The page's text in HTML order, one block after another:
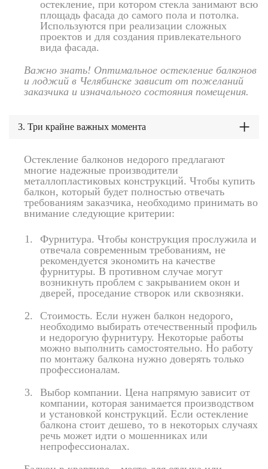
остекление, при котором стекла занимают всю
площадь фасада до самого пола и потолка.
Используются при реализации сложных
проектов и для создания привлекательного
вида фасада.
Важно знать! Оптимальное остекление балконов
и лоджий в Челябинске зависит от пожеланий
заказчика и изначального состояния помещения.
3. Три крайне важных момента
Остекление балконов недорого предлагают
многие надежные производители
металлопластиковых конструкций. Чтобы купить
балкон, который будет полностью отвечать
требованиям заказчика, необходимо принимать во
внимание следующие критерии:
Фурнитура. Чтобы конструкция прослужила и
отвечала современным требованиям, не
рекомендуется экономить на качестве
фурнитуры. В противном случае могут
возникнуть проблем с закрыванием окон и
дверей, проседание створок или сквозняки.
Стоимость. Если нужен балкон недорого,
необходимо выбирать отечественный профиль
и недорогую фурнитуру. Некоторые работы
можно выполнить самостоятельно. Но работу
по монтажу балкона нужно доверять только
профессионалам.
Выбор компании. Цена напрямую зависит от
компании, которая занимается производством
и установкой конструкций. Если остекление
балкона стоит дешево, то в некоторых случаях
речь может идти о мошенниках или
непрофессионалах.